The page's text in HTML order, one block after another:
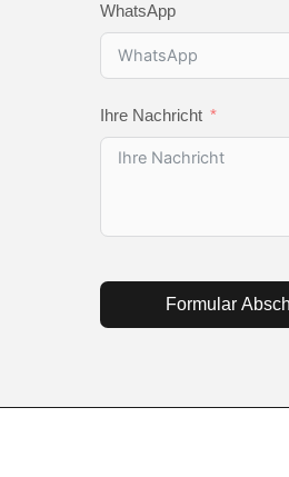
WhatsApp
Ihre Nachricht
Formular